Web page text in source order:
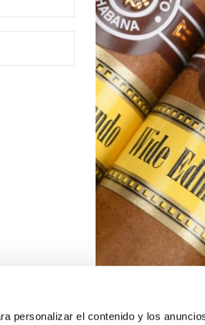
personalizar el contenido y los